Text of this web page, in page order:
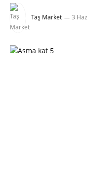
Taş Market 3